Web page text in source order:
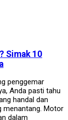
Simak 10
penggemar
Anda pasti tahu
handal dan
menantang. Motor
dalam